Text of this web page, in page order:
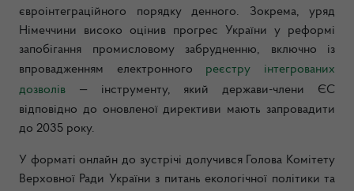
євроінтеграційного порядку денного. Зокрема, уряд
Німеччини високо оцінив прогрес України у реформі
запобігання промисловому забрудненню, включно із
впровадженням електронного реєстру інтегрованих
дозволів — інструменту, який держави-члени ЄС
відповідно до оновленої директиви мають запровадити
до 2035 року.
У форматі онлайн до зустрічі долучився Голова Комітету
Верховної Ради України з питань екологічної політики та